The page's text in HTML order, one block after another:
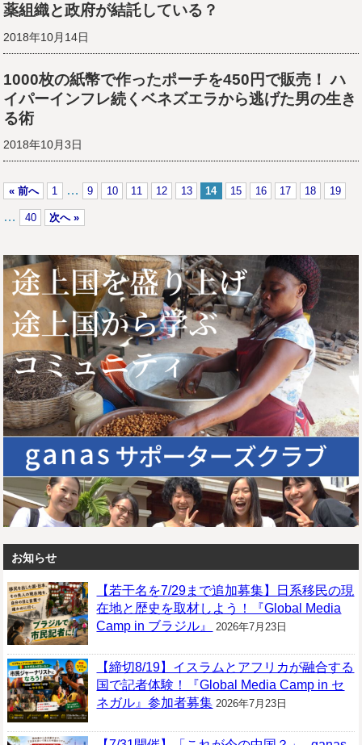
薬組織と政府が結託している？
2018年10月14日
1000枚の紙幣で作ったポーチを450円で販売！ ハ
イパーインフレ続くベネズエラから逃げた男の生き
る術
2018年10月3日
« 前へ 1 … 9 10 11 12 13 14 15 16 17 18 19
… 40 次へ »
お知らせ
【若干名を7/29まで追加募集】日系移民の現
在地と歴史を取材しよう！『Global Media
Camp in ブラジル』
2026年7月23日
【締切8/19】イスラムとアフリカが融合する
国で記者体験！『Global Media Camp in セ
ネガル』参加者募集 2026年7月23日